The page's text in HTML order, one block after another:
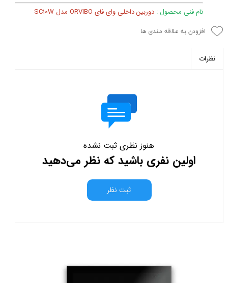
نام فنی محصول : دوربین داخلی وای فای ORVIBO مدل SC10W
افزودن به علاقه مندی ها
نظرات
هنوز نظری ثبت نشده
اولین نفری باشید که نظر می‌دهید
ثبت نظر